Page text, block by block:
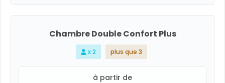
Chambre Double Confort Plus
x 2 plus que 3
à partir de